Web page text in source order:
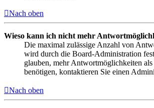
Nach oben
Wieso kann ich nicht mehr
Die maximal zulässige Anzahl von
wird durch die Board-Administration
glauben, mehr Antwortmöglichkeiten als
benötigen, kontaktieren Sie einen
Nach oben